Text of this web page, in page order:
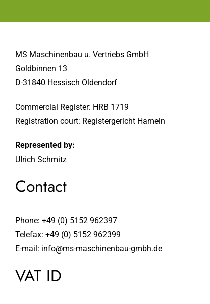
MS Maschinenbau u. Vertriebs GmbH
Goldbinnen 13
D-31840 Hessisch Oldendorf
Commercial Register: HRB 1719
Registration court: Registergericht Hameln
Represented by:
UIrich Schmitz
Contact
Phone: +49 (0) 5152 962397
Telefax: +49 (0) 5152 962399
E-mail: info@ms-maschinenbau-gmbh.de
VAT ID